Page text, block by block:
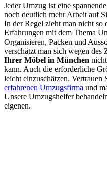
Jeder Umzug ist eine
noch deutlich mehr Arbeit auf
In der Regel zieht man nicht so
Erfahrungen mit dem Thema
Organisieren, Packen und
verschätzt man sich wegen des
Ihrer Möbel in München
kann. Auch die erforderliche
leicht einzuschätzen. Vertrauen
erfahrenen Umzugsfirma und
Unsere Umzugshelfer
eigenen.